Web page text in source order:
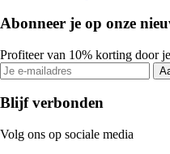
Abonneer je op onze
Profiteer van 10% korting door
Blijf verbonden
Volg ons op sociale media